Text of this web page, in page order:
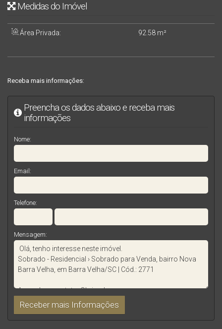
Medidas do Imóvel
Área Privada: 92 .58 m²
Receba mais informações:
Preencha os dados abaixo e receba mais
informações
Nome:
Email:
Telefone:
Mensagem: